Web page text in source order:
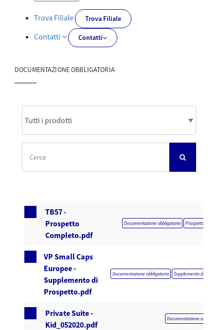
Trova Filiale Trova Filiale
Contatti Contatti
DOCUMENTAZIONE OBBLIGATORIA
TB57 -
Prospetto
Completo.pdf
Documentazione obbligatoria Prospetto
VP Small Caps
Europee -
Supplemento di
Prospetto.pdf
Documentazione obbligatoria Supplemento di
Private Suite -
Kid_052020.pdf
Documentazione